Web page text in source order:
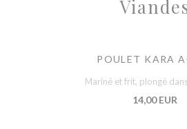
POULET KARA
Mariné et frit, plongé
14,00 EUR